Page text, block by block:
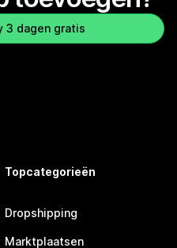
3 dagen gratis
Topcategorieën
Dropshipping
Marktplaatsen